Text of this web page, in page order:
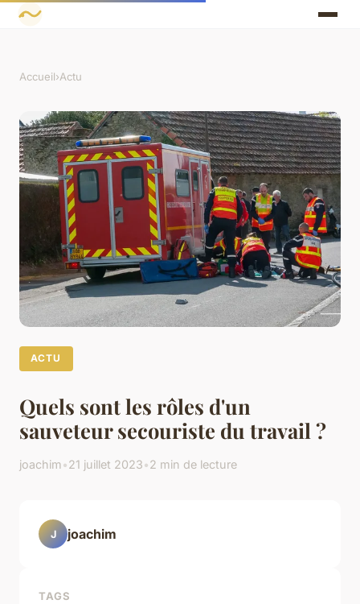
Accueil›Actu
ACTU
Quels sont les rôles d'un
sauveteur secouriste du travail ?
joachim•21 juillet 2023•2 min de lecture
J joachim
TAGS